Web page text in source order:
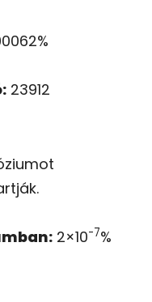
23912
2×10-7%